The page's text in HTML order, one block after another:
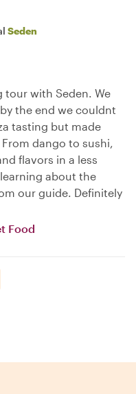
Seden
tour with Seden. We
the end we couldnt
tasting but made
dango to sushi,
flavors in a less
about the
our guide. Definitely
Food